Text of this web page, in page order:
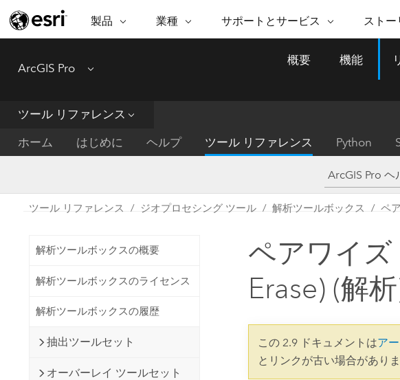
製品
ARCGIS
ArcGIS Online
完全な SaaS マッピング プラット
ArcGIS Enterprise
テム
開発者向けテクノロジー
ケーションの構築
機能
位置情報を分析に活用
空間データの統合、編
業種
業種
自然保護
公共エネルギー
地方自治体
持続可能な開発
電気通信
交通機関
すべての業種
注
的
し
ち
サポートとサービス
サポートとサービス ストー
ESRI ス
Esri ブ
実世界
技術革
ー リ
す
ArcGIS Pro Menu
概要 機能
ツール リファレンス
ホーム はじめに ヘルプ ツール リファレンス Python
ツール リファレンス ジオプロセシング ツール 解析ツールボックス ペ
解析ツールボックスの概要
解析ツールボックスのライセンス
解析ツールボックスの履歴
抽出ツールセット
オーバーレイ ツールセット
ペアワイズ
Erase) (解
この 2.9 ドキュメントはア
とリンクが古い場合があり